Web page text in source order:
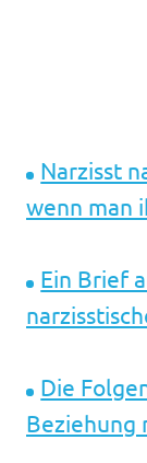
Narzisst
wenn man
Ein Brief
Die
Beziehung